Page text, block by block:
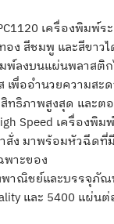
PC1120 เครื่องพิ
อง สีชมพู และสีขา
ลงบนแผ่นพลาสติก
เพื่ออำนวยความ
ทธิภาพสูงสุด และ
Speed เครื่อง
ง มาพร้อมหัวฉีดที่
าะของ
าณิชย์และบรรจุภั
และ 5400 แผ่นต่